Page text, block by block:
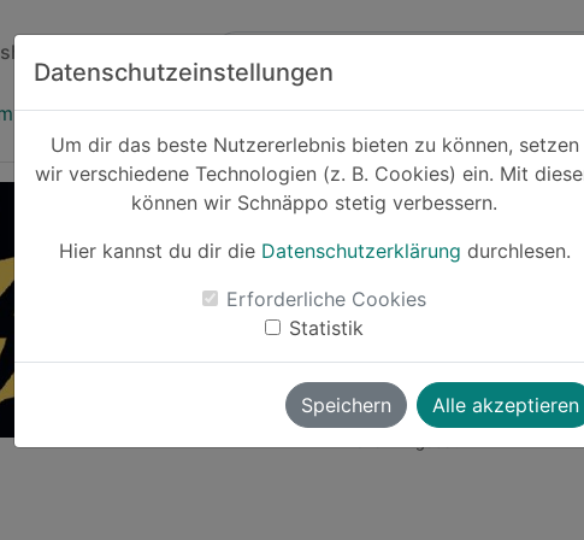
Datenschutzeinstellungen
Um dir das beste Nutzererlebnis bieten zu können, setzen
wir verschiedene Technologien (z. B. Cookies) ein. Mit
können wir Schnäppo stetig verbessern.
Hier kannst du dir die Datenschutzerklärung durchlesen.
Erforderliche Cookies
Statistik
Speichern Alle akzeptieren
---% Fallout –
luksch vor ~1 Jahr